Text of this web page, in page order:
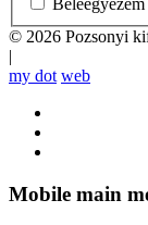
Beleegyezem
© 2026 Pozsonyi
|
my dot web
Mobile main